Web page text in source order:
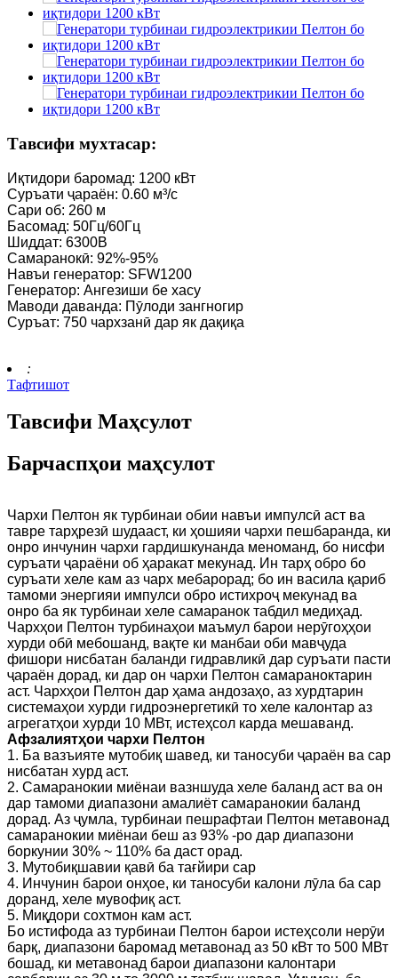
Тавсифи мухтасар:
Иқтидори баромад: 1200 кВт
Суръати ҷараён: 0.60 м³/с
Сари об: 260 м
Басомад: 50Гц/60Гц
Шиддат: 6300В
Самаранокӣ: 92%-95%
Навъи генератор: SFW1200
Генератор: Ангезиши бе хасу
Маводи даванда: Пӯлоди зангногир
Суръат: 750 чархзанӣ дар як дақиқа
:
Тафтишот
Тавсифи Маҳсулот
Барчаспҳои маҳсулот
Чархи Пелтон як турбинаи обии навъи импулсӣ аст ва
тавре тарҳрезӣ шудааст, ки ҳошияи чархи пешбаранда, ки
онро инчунин чархи гардишкунанда меноманд, бо нисфи
суръати ҷараёни об ҳаракат мекунад. Ин тарҳ обро бо
суръати хеле кам аз чарх мебарорад; бо ин васила қариб
тамоми энергияи импулси обро истихроҷ мекунад ва
онро ба як турбинаи хеле самаранок табдил медиҳад.
Чархҳои Пелтон турбинаҳои маъмул барои нерӯгоҳҳои
хурди обӣ мебошанд, вақте ки манбаи оби мавҷуда
фишори нисбатан баланди гидравликӣ дар суръати пасти
ҷараён дорад, ки дар он чархи Пелтон самараноктарин
аст. Чархҳои Пелтон дар ҳама андозаҳо, аз хурдтарин
системаҳои хурди гидроэнергетикӣ то хеле калонтар аз
агрегатҳои хурди 10 МВт, истеҳсол карда мешаванд.
Афзалиятҳои чархи Пелтон
1. Ба вазъияте мутобиқ шавед, ки таносуби ҷараён ва сар
нисбатан хурд аст.
2. Самаранокии миёнаи вазншуда хеле баланд аст ва он
дар тамоми диапазони амалиёт самаранокии баланд
дорад. Аз ҷумла, турбинаи пешрафтаи Пелтон метавонад
самаранокии миёнаи беш аз 93% -ро дар диапазони
боркунии 30% ~ 110% ба даст орад.
3. Мутобиқшавии қавӣ ба тағйири сар
4. Инчунин барои онҳое, ки таносуби калони лӯла ба сар
доранд, хеле мувофиқ аст.
5. Миқдори сохтмон кам аст.
Бо истифода аз турбинаи Пелтон барои истеҳсоли нерӯи
барқ, диапазони баромад метавонад аз 50 кВт то 500 МВт
бошад, ки метавонад барои диапазони калонтари